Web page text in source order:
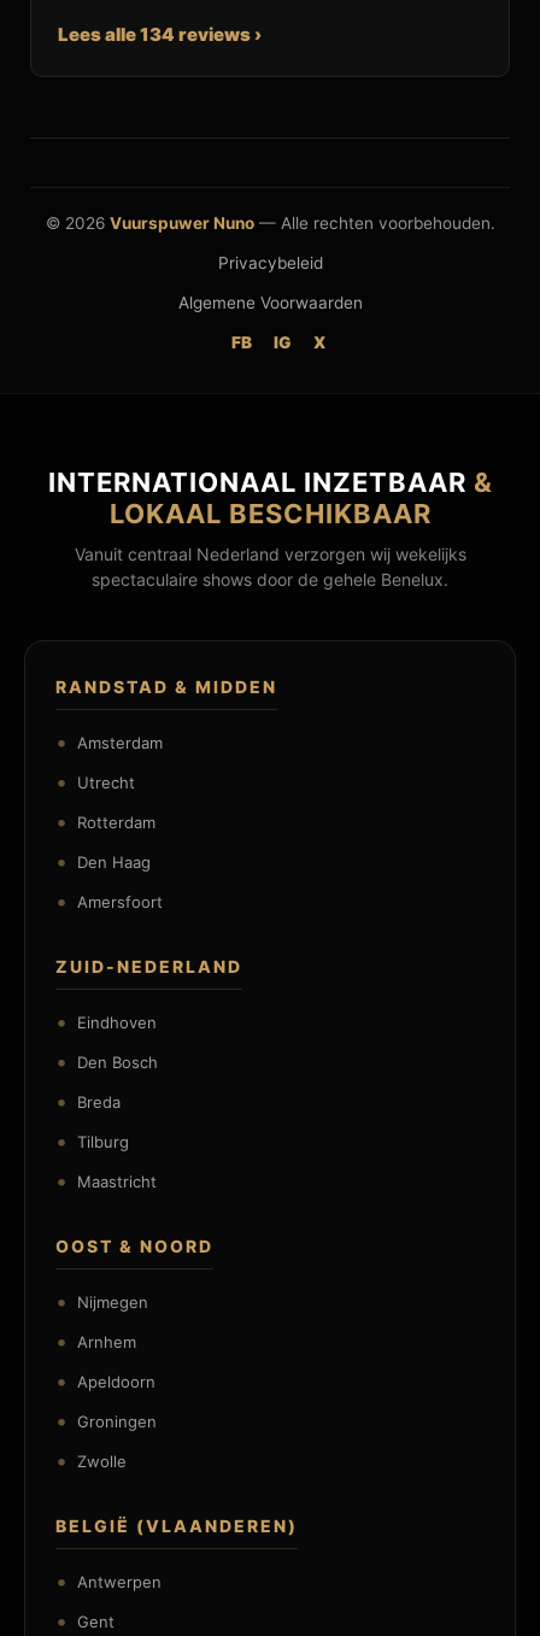
Lees alle 134 reviews ›
© 2026 Vuurspuwer Nuno— Alle rechten voorbehouden.
Privacybeleid
Algemene Voorwaarden
FB IG X
INTERNATIONAAL INZETBAAR &
LOKAAL BESCHIKBAAR
Vanuit centraal Nederland verzorgen wij wekelijks
spectaculaire shows door de gehele Benelux.
RANDSTAD & MIDDEN
Amsterdam
Utrecht
Rotterdam
Den Haag
Amersfoort
ZUID-NEDERLAND
Eindhoven
Den Bosch
Breda
Tilburg
Maastricht
OOST & NOORD
Nijmegen
Arnhem
Apeldoorn
Groningen
Zwolle
BELGIË (VLAANDEREN)
Antwerpen
Gent